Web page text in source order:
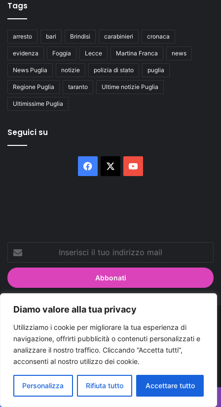
Diamo valore alla tua privacy
Utilizziamo i cookie per migliorare la tua esperienza di
navigazione, offrirti pubblicità o contenuti personalizzati e
analizzare il nostro traffico. Cliccando “Accetta tutti”,
acconsenti al nostro utilizzo dei cookie.
Personalizza Rifiuta tutto Accettare tutto
Tags
arresto bari Brindisi carabinieri cronaca
evidenza Foggia Lecce Martina Franca news
News Puglia notizie polizia di stato puglia
Regione Puglia taranto Ultime notizie Puglia
Ultimissime Puglia
Seguici su
Facebook
tuo
indirizzo
mail
© Copyright 2026, Tutti i diritti riservati |
© Copyright
Pugliapress - Quotidiano online editore associazione giornalisti
riuniti registrato presso il tribunale di Taranto al n. 569/2000 del
Cerco/Vendo
Offerte di lavoro Puglia Archivio
Contatti